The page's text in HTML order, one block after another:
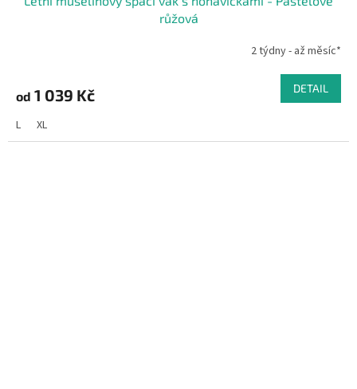
růžová
2 týdny - až měsíc*
od 1 039 Kč DETAIL
L XL